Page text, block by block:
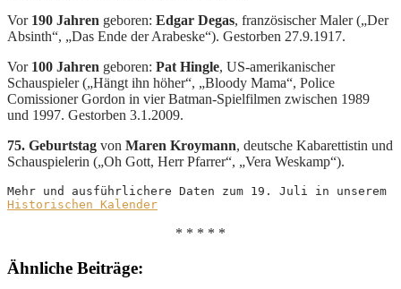
Vor 190 Jahren geboren: Edgar Degas, französischer Maler („Der
Absinth“, „Das Ende der Arabeske“). Gestorben 27.9.1917.
Vor 100 Jahren geboren: Pat Hingle, US-amerikanischer
Schauspieler („Hängt ihn höher“, „Bloody Mama“, Police
Comissioner Gordon in vier Batman-Spielfilmen zwischen 1989
und 1997. Gestorben 3.1.2009.
75. Geburtstag von Maren Kroymann, deutsche Kabarettistin und
Schauspielerin („Oh Gott, Herr Pfarrer“, „Vera Weskamp“).
Historischen Kalender
* * * * *
Ähnliche Beiträge: